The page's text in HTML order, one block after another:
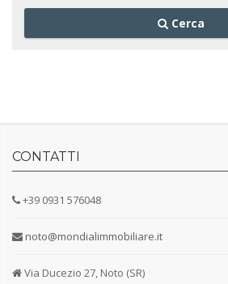
Cerca
CONTATTI
+39 0931 576048
noto@mondialimmobiliare.it
Via Ducezio 27, Noto (SR)